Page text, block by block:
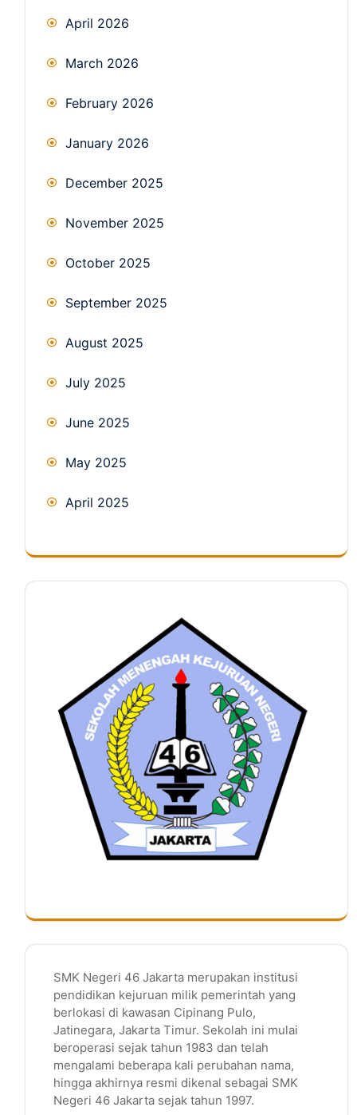
April 2026
March 2026
February 2026
January 2026
December 2025
November 2025
October 2025
September 2025
August 2025
July 2025
June 2025
May 2025
April 2025
SMK Negeri 46 Jakarta merupakan institusi
pendidikan kejuruan milik pemerintah yang
berlokasi di kawasan Cipinang Pulo,
Jatinegara, Jakarta Timur. Sekolah ini mulai
beroperasi sejak tahun 1983 dan telah
mengalami beberapa kali perubahan nama,
hingga akhirnya resmi dikenal sebagai SMK
Negeri 46 Jakarta sejak tahun 1997.